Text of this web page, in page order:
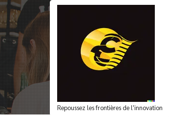
Aller
au
contenu
Repoussez les frontières de l'innovation
Optimisez
Efficace